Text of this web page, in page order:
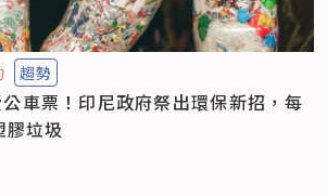
趨勢
車票！印尼政府祭出環保新招，每
垃圾